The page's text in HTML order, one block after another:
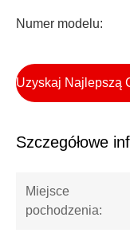
Numer modelu:
Uzyskaj Najlepszą
Szczegółowe
Miejsce
pochodzenia: